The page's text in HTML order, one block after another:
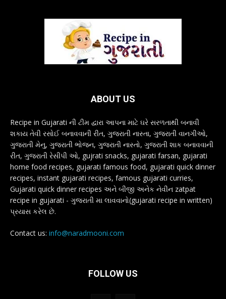
ABOUT US
Recipe in Gujarati ની ટીમ દ્વારા આપના માટે ઘરે સરળતાથી બનાવી
શકાય તેવી રસોઈ બનાવવાની રીત, ગુજરાતી નાસ્તા, ગુજરાતી વાનગીઓ,
ગુજરાતી મેનુ, ગુજરાતી ભોજન, ગુજરાતી નાસ્તો, ગુજરાતી શાક બનાવવાની
રીત, ગુજરાતી રેસીપી ઓ, gujrati snacks, gujarati farsan, gujarati
home food recipes, gujarati famous food, gujarati quick dinner
recipes, instant gujarati recipes, famous gujarati curries,
Gujarati quick dinner recipes અને બીજી અનેક નેવીન zatpat
recipe in gujarati - ગુજરાતી મા લાવવાનો(gujarati recipe in written)
પ્રયાસ કરેલ છે.
Contact us: info@naradmooni.com
FOLLOW US